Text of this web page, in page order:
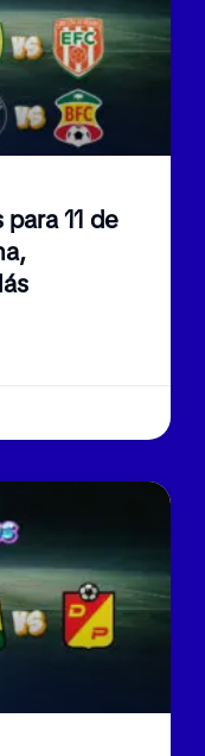
11 de